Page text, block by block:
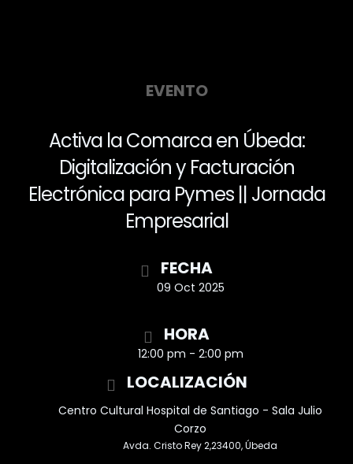
EVENTO
Activa la Comarca en Úbeda:
Digitalización y Facturación
Electrónica para Pymes || Jornada
Empresarial
FECHA
09 Oct 2025
HORA
12:00 pm - 2:00 pm
LOCALIZACIÓN
Centro Cultural Hospital de Santiago - Sala Julio
Corzo
Avda. Cristo Rey 2,23400, Úbeda